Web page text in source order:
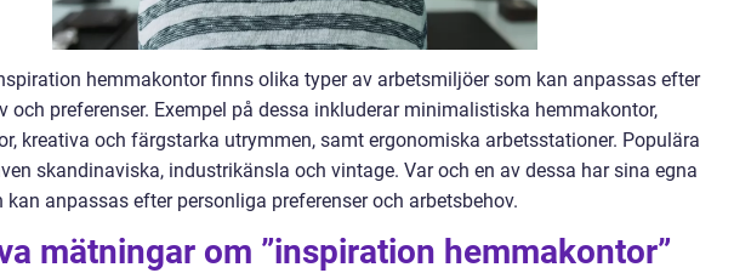
hemmakontor finns olika typer av arbetsmiljöer som kan anpassas efter
och preferenser. Exempel på dessa inkluderar minimalistiska hemmakontor,
kreativa och färgstarka utrymmen, samt ergonomiska arbetsstationer. Populära
skandinaviska, industrikänsla och vintage. Var och en av dessa har sina egna
anpassas efter personliga preferenser och arbetsbehov.
mätningar om ”inspiration hemmakontor”